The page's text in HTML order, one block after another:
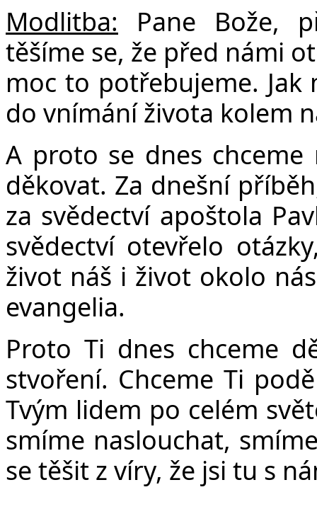
Modlitba: Pane Bože,
těšíme se, že před námi
moc to potřebujeme.
do vnímání života kolem
A proto se dnes
děkovat. Za dnešní
za svědectví apoštola
svědectví otevřelo
život náš i život okolo
evangelia.
Proto Ti dnes chceme
stvoření. Chceme Ti
Tvým lidem po celém
smíme naslouchat,
se těšit z víry, že jsi tu s